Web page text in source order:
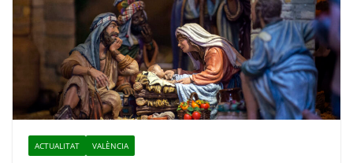
ACTUALITAT VALÈNCIA